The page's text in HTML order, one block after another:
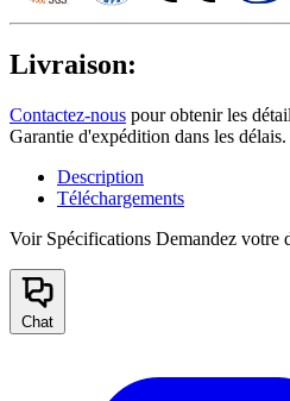
Livraison:
Contactez-nous pour obtenir les
Garantie d'expédition dans les délais.
Description
Téléchargements
Voir Spécifications Demandez votre
Chat